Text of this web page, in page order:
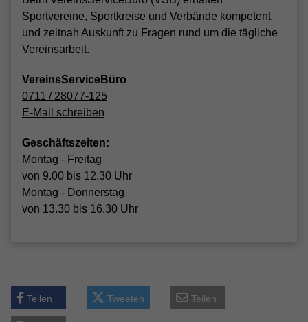
Sportvereine, Sportkreise und Verbände kompetent
und zeitnah Auskunft zu Fragen rund um die tägliche
Vereinsarbeit.
VereinsServiceBüro
0711 / 28077-125
E-Mail schreiben
Geschäftszeiten:
Montag - Freitag
von 9.00 bis 12.30 Uhr
Montag - Donnerstag
von 13.30 bis 16.30 Uhr
Teilen Tweeten Teilen